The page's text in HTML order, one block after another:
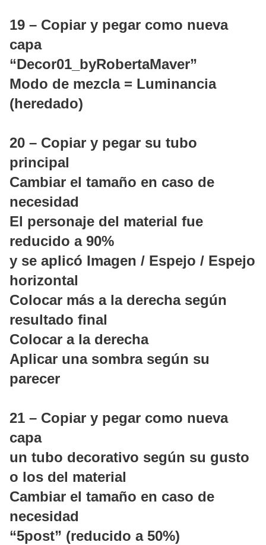
19 – Copiar y pegar como nueva
capa
“Decor01_byRobertaMaver”
Modo de mezcla = Luminancia
(heredado)
20 – Copiar y pegar su tubo
principal
Cambiar el tamaño en caso de
necesidad
El personaje del material fue
reducido a 90%
y se aplicó Imagen / Espejo / Espejo
horizontal
Colocar más a la derecha según
resultado final
Colocar a la derecha
Aplicar una sombra según su
parecer
21 – Copiar y pegar como nueva
capa
un tubo decorativo según su gusto
o los del material
Cambiar el tamaño en caso de
necesidad
“5post” (reducido a 50%)